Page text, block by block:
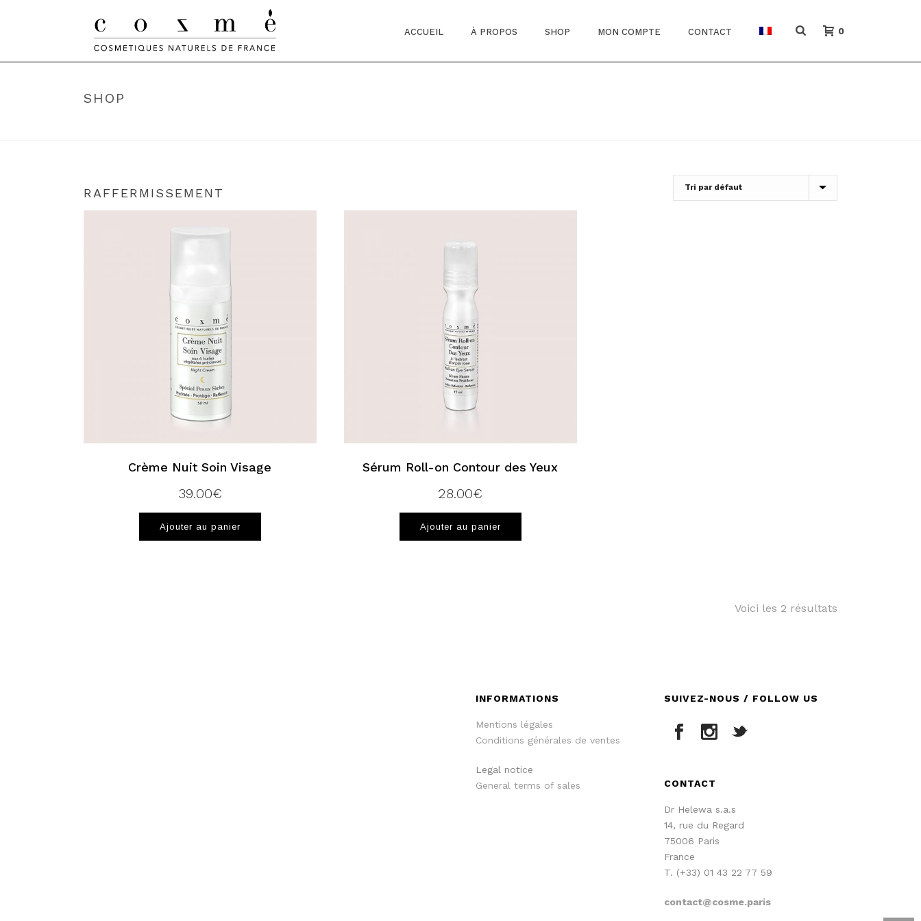
ACCUEIL À PROPOS SHOP MON COMPTE CONTACT 0
SHOP
RAFFERMISSEMENT
Crème Nuit Soin Visage
39.00€
Ajouter au panier
Sérum Roll-on Contour des Yeux
28.00€
Ajouter au panier
Voici les 2 résultats
INFORMATIONS
Mentions légales
Conditions générales de ventes
Legal notice
General terms of sales
SUIVEZ-NOUS / FOLLOW US
CONTACT
Dr Helewa s.a.s
14, rue du Regard
75006 Paris
France
T. (+33) 01 43 22 77 59
contact@cosme.paris